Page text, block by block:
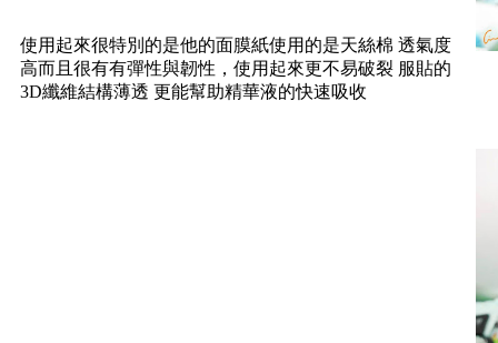
使用起來很特別的是他的面膜紙使用的是天絲棉 透氣度
高而且很有有彈性與韌性，使用起來更不易破裂 服貼的
3D纖維結構薄透 更能幫助精華液的快速吸收